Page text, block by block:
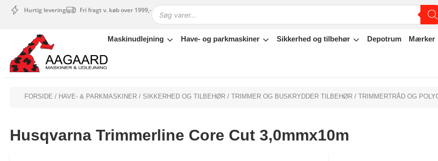
Hurtig levering Fri fragt v. køb over 1999,-
Maskinudlejning Have- og parkmaskiner Sikkerhed og tilbehør Depotrum Mærker
Maskinudlejning
Have- og parkmaskiner
Sikkerhed og tilbehør
Outlet
Tips og tricks
FORSIDE / HAVE- & PARKMASKINER/ SIKKERHED OG TILBEHØR/ TRIMMER OG BUSKRYDDER TILBEHØR/ TRIMMERTRÅD OG
Husqvarna Trimmerline Core Cut 3,0mmx10m